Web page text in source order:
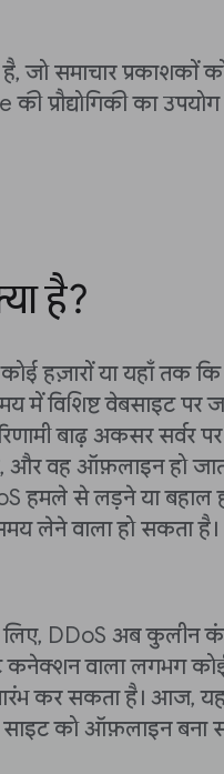
जो समाचार प्रकाशकों
प्रौद्योगिकी का उपयोग
है?
हज़ारों या यहाँ तक
में विशिष्ट वेबसाइट पर
बाढ़ अकसर सर्वर पर
और वह ऑफ़लाइन हो
हमले से लड़ने या बहाल
लेने वाला हो सकता है।
DDoS अब कुलीन
कनेक्शन वाला लगभग
कर सकता है। आज,
को ऑफ़लाइन बना